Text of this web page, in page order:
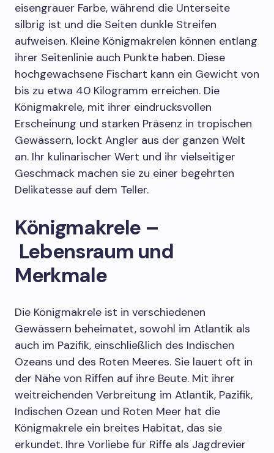
eisengrauer Farbe, während die Unterseite
silbrig ist und die Seiten dunkle Streifen
aufweisen. Kleine Königmakrelen können entlang
ihrer Seitenlinie auch Punkte haben. Diese
hochgewachsene Fischart kann ein Gewicht von
bis zu etwa 40 Kilogramm erreichen. Die
Königmakrele, mit ihrer eindrucksvollen
Erscheinung und starken Präsenz in tropischen
Gewässern, lockt Angler aus der ganzen Welt
an. Ihr kulinarischer Wert und ihr vielseitiger
Geschmack machen sie zu einer begehrten
Delikatesse auf dem Teller.
Königmakrele –
Lebensraum und
Merkmale
Die Königmakrele ist in verschiedenen
Gewässern beheimatet, sowohl im Atlantik als
auch im Pazifik, einschließlich des Indischen
Ozeans und des Roten Meeres. Sie lauert oft in
der Nähe von Riffen auf ihre Beute. Mit ihrer
weitreichenden Verbreitung im Atlantik, Pazifik,
Indischen Ozean und Roten Meer hat die
Königmakrele ein breites Habitat, das sie
erkundet. Ihre Vorliebe für Riffe als Jagdrevier